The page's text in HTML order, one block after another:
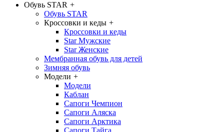
Обувь STAR +
Обувь STAR
Кроссовки и кеды +
Кроссовки и кеды
Star Мужские
Star Женские
Мембранная обувь для детей
Зимняя обувь
Модели +
Модели
Каблан
Сапоги Чемпион
Сапоги Аляска
Сапоги Арктика
Сапоги Тайга